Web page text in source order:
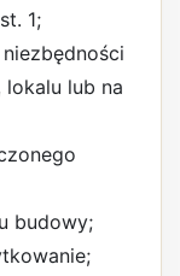
1;
lub na
budowy;